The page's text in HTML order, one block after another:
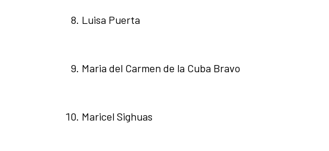
Luisa Puerta
Maria del Carmen de la Cuba Bravo
Maricel Sighuas